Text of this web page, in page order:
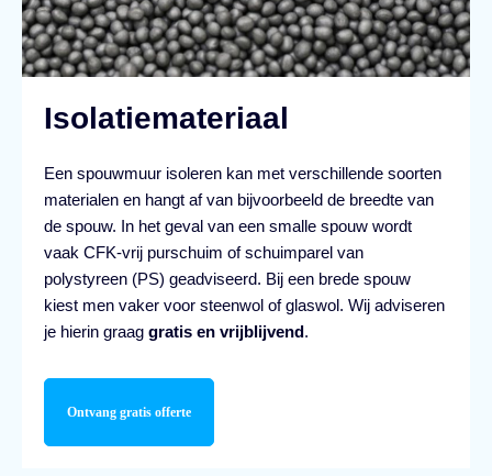
Isolatiemateriaal
Een spouwmuur isoleren kan met verschillende soorten
materialen en hangt af van bijvoorbeeld de breedte van
de spouw. In het geval van een smalle spouw wordt
vaak CFK-vrij purschuim of schuimparel van
polystyreen (PS) geadviseerd. Bij een brede spouw
kiest men vaker voor steenwol of glaswol. Wij adviseren
je hierin graag gratis en vrijblijvend.
Ontvang gratis offerte